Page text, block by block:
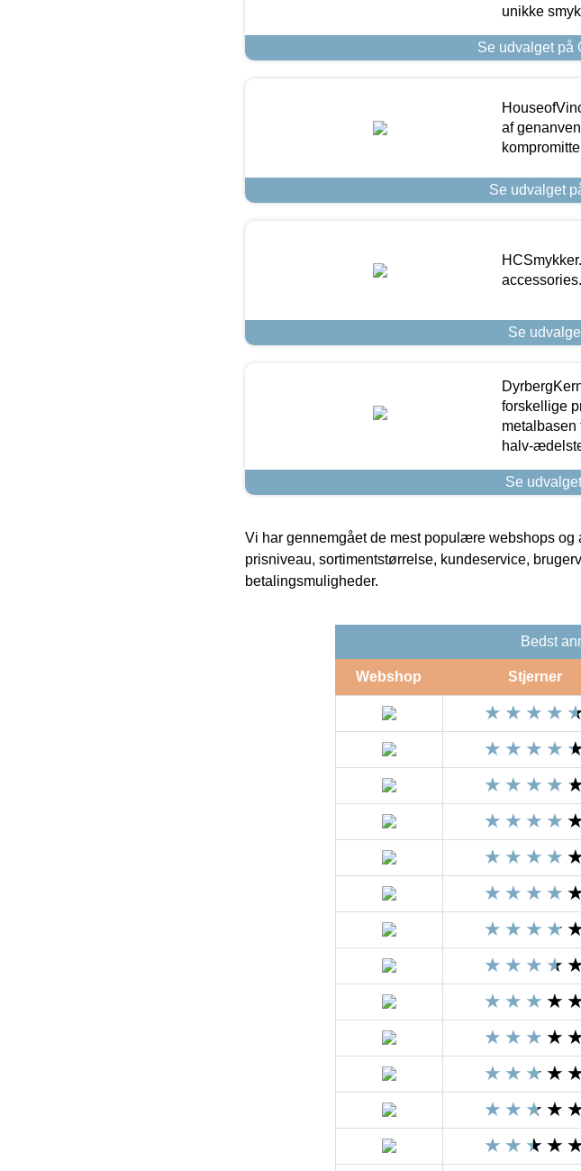
unikke
Se udvalget på
af
Se udvalget
Se
forskellige
halv-
Se
Vi har gennemgået de mest populære webshops og
prisniveau, sortimentstørrelse, kundeservice,
betalingsmuligheder.
Bedst
Webshop Stjerner